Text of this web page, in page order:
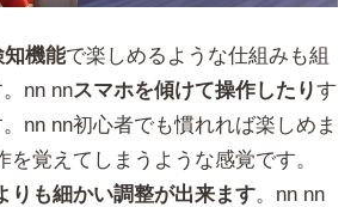
知機能で楽しめるような仕組みも組
nn nnスマホを傾けて操作したりす
nn nn初心者でも慣れれば楽しめま
を覚えてしまうような感覚です。
りも細かい調整が出来ます。nn nn